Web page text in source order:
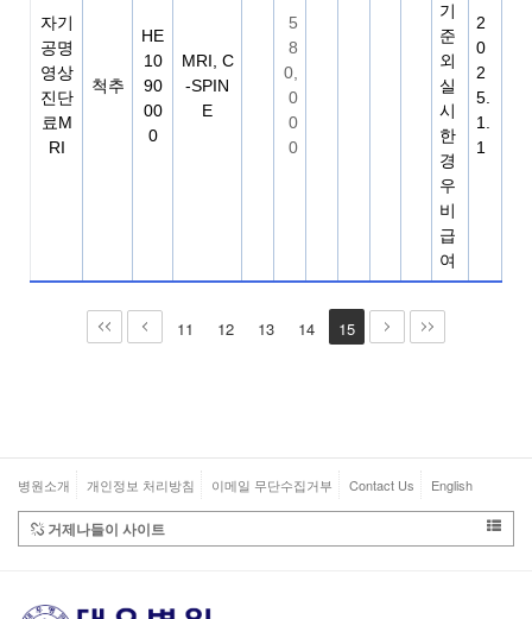
자기
공명
영상
진단
료M
RI
척추
HE
10
90
00
0
MRI, C
-SPIN
E
5
8
0,
0
0
0
기
준
외
실
시
한
경
우
비
급
여
2
0
2
5.
1.
1
11 12 13 14 15
병원소개 개인정보 처리방침 이메일 무단수집거부 Contact Us English
거제나들이 사이트